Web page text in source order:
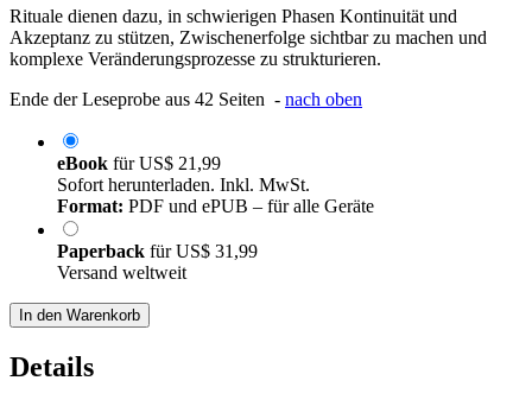
Rituale dienen dazu, in schwierigen Phasen Kontinuität und
Akzeptanz zu stützen, Zwischenerfolge sichtbar zu machen und
komplexe Veränderungsprozesse zu strukturieren.
Ende der Leseprobe aus 42 Seiten - nach oben
eBook fürUS$ 21,99
Sofort herunterladen. Inkl. MwSt.
Format: PDF und ePUB – für alle Geräte
Paperback fürUS$ 31,99
Versand weltweit
In den Warenkorb
Details